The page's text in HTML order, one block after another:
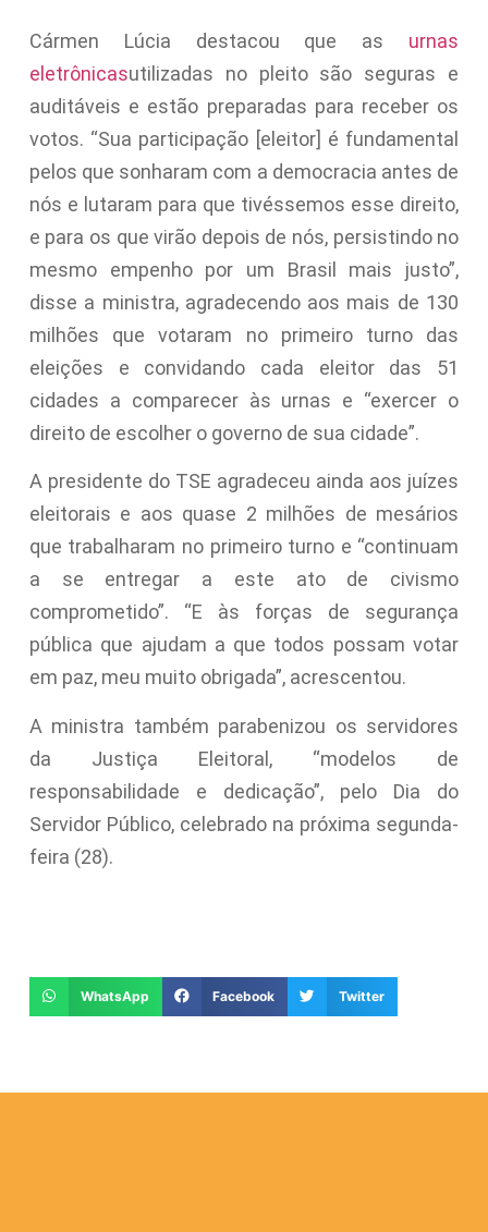
Cármen Lúcia destacou que as urnas
eletrônicasutilizadas no pleito são seguras e
auditáveis e estão preparadas para receber os
votos. “Sua participação [eleitor] é fundamental
pelos que sonharam com a democracia antes de
nós e lutaram para que tivéssemos esse direito,
e para os que virão depois de nós, persistindo no
mesmo empenho por um Brasil mais justo”,
disse a ministra, agradecendo aos mais de 130
milhões que votaram no primeiro turno das
eleições e convidando cada eleitor das 51
cidades a comparecer às urnas e “exercer o
direito de escolher o governo de sua cidade”.
A presidente do TSE agradeceu ainda aos juízes
eleitorais e aos quase 2 milhões de mesários
que trabalharam no primeiro turno e “continuam
a se entregar a este ato de civismo
comprometido”. “E às forças de segurança
pública que ajudam a que todos possam votar
em paz, meu muito obrigada”, acrescentou.
A ministra também parabenizou os servidores
da Justiça Eleitoral, “modelos de
responsabilidade e dedicação”, pelo Dia do
Servidor Público, celebrado na próxima segunda-
feira (28).
WhatsApp Facebook Twitter